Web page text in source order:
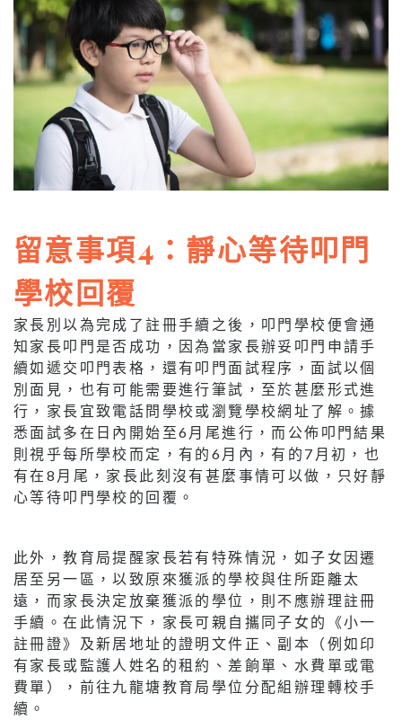
留意事項4：靜心等待叩門
學校回覆
家長別以為完成了註冊手續之後，叩門學校便會通
知家長叩門是否成功，因為當家長辦妥叩門申請手
續如遞交叩門表格，還有叩門面試程序，面試以個
別面見，也有可能需要進行筆試，至於甚麼形式進
行，家長宜致電話問學校或瀏覽學校網址了解。據
悉面試多在日內開始至6月尾進行，而公佈叩門結果
則視乎每所學校而定，有的6月內，有的7月初，也
有在8月尾，家長此刻沒有甚麼事情可以做，只好靜
心等待叩門學校的回覆。
此外，教育局提醒家長若有特殊情況，如子女因遷
居至另一區，以致原來獲派的學校與住所距離太
遠，而家長決定放棄獲派的學位，則不應辦理註冊
手續。在此情況下，家長可親自攜同子女的《小一
註冊證》及新居地址的證明文件正、副本（例如印
有家長或監護人姓名的租約、差餉單、水費單或電
費單），前往九龍塘教育局學位分配組辦理轉校手
續。